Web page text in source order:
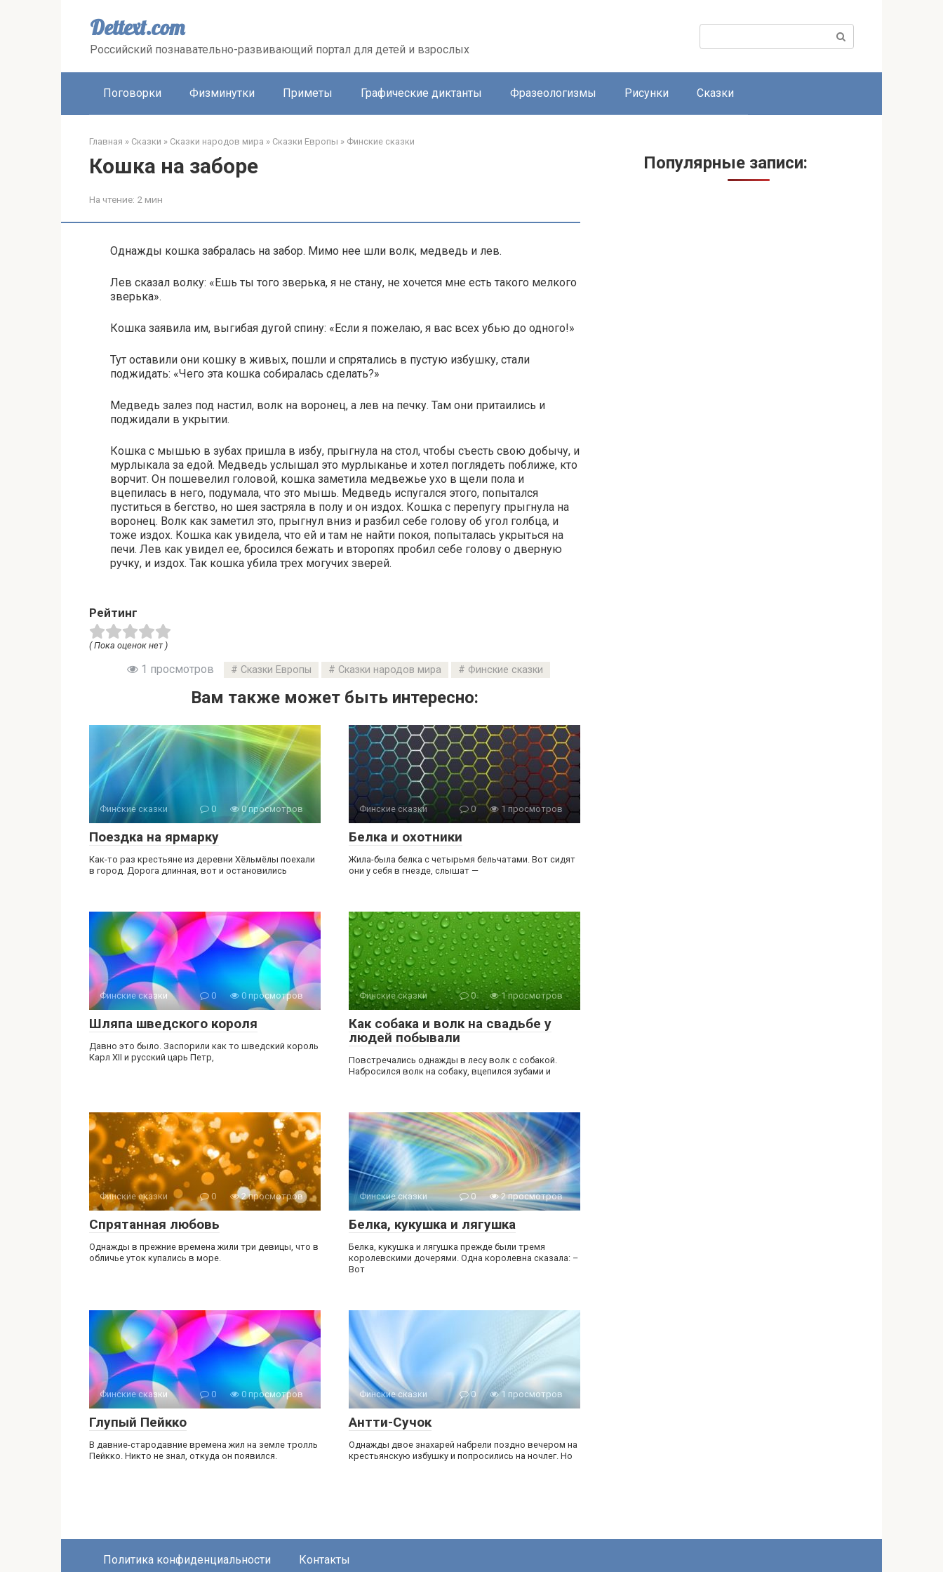
Dettext.com
Российский познавательно-развивающий портал для детей и взрослых
Поиск:
Поговорки Физминутки Приметы Графические диктанты Фразеологизмы Рисунки Сказки
Главная » Сказки » Сказки народов мира » Сказки Европы » Финские сказки
Кошка на заборе
На чтение: 2 мин
Однажды кошка забралась на забор. Мимо нее шли волк, медведь и лев.
Лев сказал волку: «Ешь ты того зверька, я не стану, не хочется мне есть такого мелкого
зверька».
Кошка заявила им, выгибая дугой спину: «Если я пожелаю, я вас всех убью до одного!»
Тут оставили они кошку в живых, пошли и спрятались в пустую избушку, стали
поджидать: «Чего эта кошка собиралась сделать?»
Медведь залез под настил, волк на воронец, а лев на печку. Там они притаились и
поджидали в укрытии.
Кошка с мышью в зубах пришла в избу, прыгнула на стол, чтобы съесть свою добычу, и
мурлыкала за едой. Медведь услышал это мурлыканье и хотел поглядеть поближе, кто
ворчит. Он пошевелил головой, кошка заметила медвежье ухо в щели пола и
вцепилась в него, подумала, что это мышь. Медведь испугался этого, попытался
пуститься в бегство, но шея застряла в полу и он издох. Кошка с перепугу прыгнула на
воронец. Волк как заметил это, прыгнул вниз и разбил себе голову об угол голбца, и
тоже издох. Кошка как увидела, что ей и там не найти покоя, попыталась укрыться на
печи. Лев как увидел ее, бросился бежать и второпях пробил себе голову о дверную
ручку, и издох. Так кошка убила трех могучих зверей.
Рейтинг
( Пока оценок нет )
1 просмотров Сказки Европы Сказки народов мира Финские сказки
Вам также может быть интересно:
Финские сказки 0 0 просмотров
Поездка на ярмарку
Как-то раз крестьяне из деревни Хёльмёлы поехали
в город. Дорога длинная, вот и остановились
Финские сказки 0 1 просмотров
Белка и охотники
Жила-была белка с четырьмя бельчатами. Вот сидят
они у себя в гнезде, слышат —
Финские сказки 0 0 просмотров
Шляпа шведского короля
Давно это было. Заспорили как то шведский король
Карл ХII и русский царь Петр,
Финские сказки 0 1 просмотров
Как собака и волк на свадьбе у
людей побывали
Повстречались однажды в лесу волк с собакой.
Набросился волк на собаку, вцепился зубами и
Финские сказки 0 2 просмотров
Спрятанная любовь
Однажды в прежние времена жили три девицы, что в
обличье уток купались в море.
Финские сказки 0 2 просмотров
Белка, кукушка и лягушка
Белка, кукушка и лягушка прежде были тремя
королевскими дочерями. Одна королевна сказала: –
Вот
Финские сказки 0 0 просмотров
Глупый Пейкко
В давние-стародавние времена жил на земле тролль
Пейкко. Никто не знал, откуда он появился.
Финские сказки 0 1 просмотров
Антти-Сучок
Однажды двое знахарей набрели поздно вечером на
крестьянскую избушку и попросились на ночлег. Но
Популярные записи:
Политика конфиденциальности Контакты